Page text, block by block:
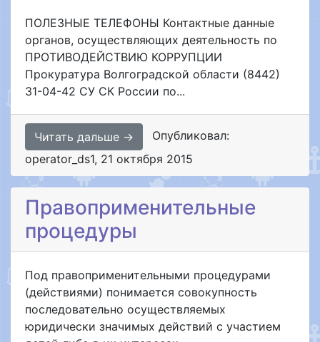
ПОЛЕЗНЫЕ ТЕЛЕФОНЫ Контактные данные
органов, осуществляющих деятельность по
ПРОТИВОДЕЙСТВИЮ КОРРУПЦИИ
Прокуратура Волгоградской области (8442)
31-04-42 СУ СК России по...
Читать дальше →
Опубликовал:
operator_ds1, 21 октября 2015
Правоприменительные
процедуры
Под правоприменительными процедурами
(действиями) понимается совокупность
последовательно осуществляемых
юридически значимых действий с участием